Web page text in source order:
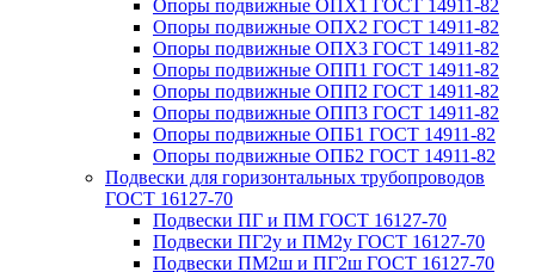
Опоры подвижные ОПХ1 ГОСТ 14911-82
Опоры подвижные ОПХ2 ГОСТ 14911-82
Опоры подвижные ОПХ3 ГОСТ 14911-82
Опоры подвижные ОПП1 ГОСТ 14911-82
Опоры подвижные ОПП2 ГОСТ 14911-82
Опоры подвижные ОПП3 ГОСТ 14911-82
Опоры подвижные ОПБ1 ГОСТ 14911-82
Опоры подвижные ОПБ2 ГОСТ 14911-82
Подвески для горизонтальных трубопроводов
ГОСТ 16127-70
Подвески ПГ и ПМ ГОСТ 16127-70
Подвески ПГ2у и ПМ2у ГОСТ 16127-70
Подвески ПМ2ш и ПГ2ш ГОСТ 16127-70